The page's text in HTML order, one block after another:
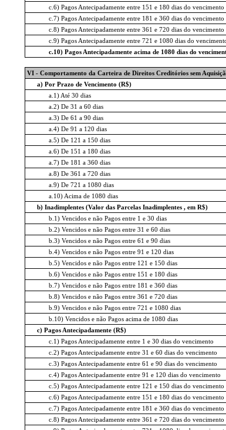
c.6) Pagos Antecipadamente entre 151 e 180 dias do vencimento
c.7) Pagos Antecipadamente entre 181 e 360 dias do vencimento
c.8) Pagos Antecipadamente entre 361 e 720 dias do vencimento
c.9) Pagos Antecipadamente entre 721 e 1080 dias do
c.10) Pagos Antecipadamente acima de 1080 dias do
VI - Comportamento da Carteira de Direitos Creditórios sem
a) Por Prazo de Vencimento (R$)
a.1) Até 30 dias
a.2) De 31 a 60 dias
a.3) De 61 a 90 dias
a.4) De 91 a 120 dias
a.5) De 121 a 150 dias
a.6) De 151 a 180 dias
a.7) De 181 a 360 dias
a.8) De 361 a 720 dias
a.9) De 721 a 1080 dias
a.10) Acima de 1080 dias
b) Inadimplentes (Valor das Parcelas Inadimplentes , em R$)
b.1) Vencidos e não Pagos entre 1 e 30 dias
b.2) Vencidos e não Pagos entre 31 e 60 dias
b.3) Vencidos e não Pagos entre 61 e 90 dias
b.4) Vencidos e não Pagos entre 91 e 120 dias
b.5) Vencidos e não Pagos entre 121 e 150 dias
b.6) Vencidos e não Pagos entre 151 e 180 dias
b.7) Vencidos e não Pagos entre 181 e 360 dias
b.8) Vencidos e não Pagos entre 361 e 720 dias
b.9) Vencidos e não Pagos entre 721 e 1080 dias
b.10) Vencidos e não Pagos acima de 1080 dias
c) Pagos Antecipadamente (R$)
c.1) Pagos Antecipadamente entre 1 e 30 dias do vencimento
c.2) Pagos Antecipadamente entre 31 e 60 dias do vencimento
c.3) Pagos Antecipadamente entre 61 e 90 dias do vencimento
c.4) Pagos Antecipadamente entre 91 e 120 dias do vencimento
c.5) Pagos Antecipadamente entre 121 e 150 dias do vencimento
c.6) Pagos Antecipadamente entre 151 e 180 dias do vencimento
c.7) Pagos Antecipadamente entre 181 e 360 dias do vencimento
c.8) Pagos Antecipadamente entre 361 e 720 dias do vencimento